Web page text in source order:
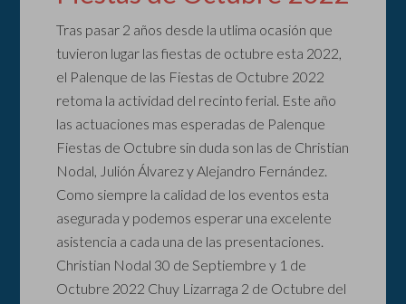
Tras pasar 2 años desde la utlima ocasión que
tuvieron lugar las fiestas de octubre esta 2022,
el Palenque de las Fiestas de Octubre 2022
retoma la actividad del recinto ferial. Este año
las actuaciones mas esperadas de Palenque
Fiestas de Octubre sin duda son las de Christian
Nodal, Julión Álvarez y Alejandro Fernández.
Como siempre la calidad de los eventos esta
asegurada y podemos esperar una excelente
asistencia a cada una de las presentaciones.
Christian Nodal 30 de Septiembre y 1 de
Octubre 2022 Chuy Lizarraga 2 de Octubre del